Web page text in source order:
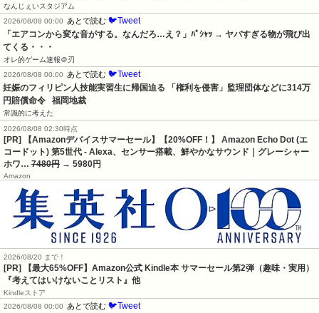
なんじぇいスタジアム
2026/08/08 00:00
あとで読む 🐦Tweet
「エアコンから変な音がする。なんだろ…え？」ﾊﾟｼｬｯ → ヤバすぎる物が飛び出
てくる・・・
オレ的ゲーム速報＠刃
2026/08/08 00:00
あとで読む 🐦Tweet
妊娠のフィリピン人技能実習生に帰国迫る 「権利を侵害」監理団体などに314万
円賠償命令   福岡地裁
常識的に考えた
2026/08/08 02:30時点
[PR] 【Amazonデバイスサマーセール】【20%OFF！】 Amazon Echo Dot (エ
コードット) 第5世代 - Alexa、センサー搭載、鮮やかなサウンド｜グレーシャー
ホワ… 7480円 → 5980円
Amazon
2026/08/20 まで！
[PR]
【最大65%OFF】Amazon公式 Kindle本 サマーセール第2弾（趣味・実用）
『考えてはいけないことリスト』他
Kindleストア
2026/08/08 00:00
あとで読む 🐦Tweet